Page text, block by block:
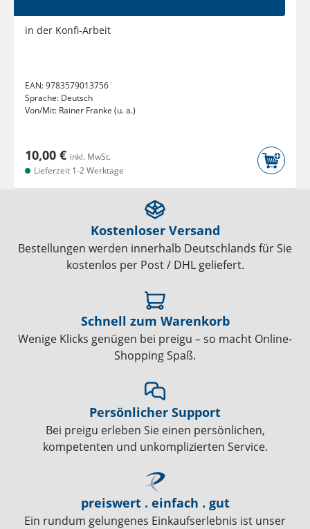
in der Konfi-Arbeit
EAN:9783579013756
Sprache: Deutsch
Von/Mit: Rainer Franke (u. a.)
10,00 € inkl. MwSt.
Lieferzeit 1-2 Werktage
Kostenloser Versand
Bestellungen werden innerhalb Deutschlands für Sie
kostenlos per Post / DHL geliefert.
Schnell zum Warenkorb
Wenige Klicks genügen bei preigu – so macht Online-
Shopping Spaß.
Persönlicher Support
Bei preigu erleben Sie einen persönlichen,
kompetenten und unkomplizierten Service.
preiswert . einfach . gut
Ein rundum gelungenes Einkaufserlebnis ist unser